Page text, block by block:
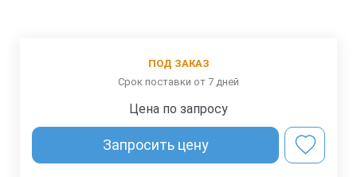
ПОД ЗАКАЗ
Срок поставки от 7 дней
Цена по запросу
Запросить цену